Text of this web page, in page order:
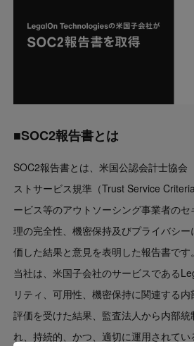
■SOC2報告書とは
SOC2報告書とは、米国公認会計士協会
ストサービス規準（Trust Service
ービス等のアウトソーシング事業者の
理の完全性、機密保持及びプライバシ
価した結果と意見を表明した報告書です。
当社は、米国子会社のサービスである
リティ、可用性、機密保持に関連する
評価を受けた結果、監査法人から内部
れ、持続的、かつ、適切に運用されてい